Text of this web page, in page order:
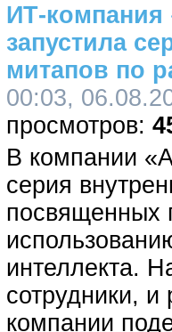
ИТ-компания
запустила
митапов по
00:03,
В компании
серия
посвященных
интеллекта.
сотрудники, и
компании